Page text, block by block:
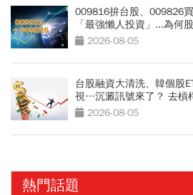
009816拚台股、009826
「最強懶人投資」...為何
買？2026-08-05
台股融資大清洗、韓個股
視…沉澱訊號來了？ 去槓
2026-08-05
熱門話題